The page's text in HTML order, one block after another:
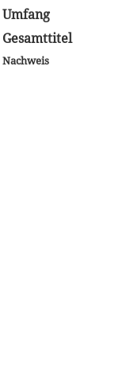
Umfang
Gesamttitel
Nachweis